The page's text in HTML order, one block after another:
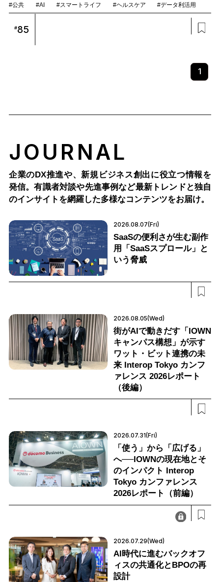
#公共 #AI #スマートライフ #ヘルスケア #データ利活用
#85
1
JOURNAL
企業のDX推進や、新規ビジネス創出に役立つ情報を
発信。有識者対談や先進事例など最新トレンドと独自
のインサイトを網羅した多様なコンテンツをお届け。
2026.08.07(Fri)
SaaSの便利さが生む副作
用「SaaSスプロール」と
いう脅威
2026.08.05(Wed)
街がAIで動きだす「IOWN
キャンパス構想」が示す
ワット・ビット連携の未
来 Interop Tokyo カンフ
ァレンス 2026レポート
（後編）
2026.07.31(Fri)
「使う」から「広げる」
へ──IOWNの現在地とそ
のインパクト Interop
Tokyo カンファレンス
2026レポート（前編）
2026.07.29(Wed)
AI時代に進むバックオフ
ィスの共通化とBPOの再
設計